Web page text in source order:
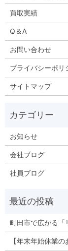
買取実績
Q＆A
お問い合わせ
プライバシーポリ
サイトマップ
お知らせ
会社ブログ
社員ブログ
町田市で広がる「
【年末年始休業の